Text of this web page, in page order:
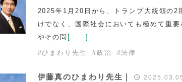
2025年1月20日から、トランプ大統領の2
けでなく、国際社会においても極めて重
やその問 [……]
#ひまわり先生 #政治 #法律
伊藤真のひまわり先生｜